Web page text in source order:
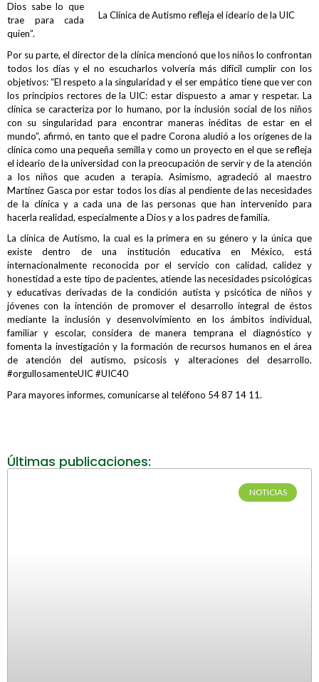
La Clínica de Autismo refleja el ideario de la UIC
Dios sabe lo que
trae para cada
quien”.
Por su parte, el director de la clínica mencionó que los niños lo confrontan
todos los días y el no escucharlos volvería más difícil cumplir con los
objetivos: “El respeto a la singularidad y el ser empático tiene que ver con
los principios rectores de la UIC: estar dispuesto a amar y respetar. La
clínica se caracteriza por lo humano, por la inclusión social de los niños
con su singularidad para encontrar maneras inéditas de estar en el
mundo”, afirmó, en tanto que el padre Corona aludió a los orígenes de la
clínica como una pequeña semilla y como un proyecto en el que se refleja
el ideario de la universidad con la preocupación de servir y de la atención
a los niños que acuden a terapia. Asimismo, agradeció al maestro
Martínez Gasca por estar todos los días al pendiente de las necesidades
de la clínica y a cada una de las personas que han intervenido para
hacerla realidad, especialmente a Dios y a los padres de familia.
La clínica de Autismo, la cual es la primera en su género y la única que
existe dentro de una institución educativa en México, está
internacionalmente reconocida por el servicio con calidad, calidez y
honestidad a este tipo de pacientes, atiende las necesidades psicológicas
y educativas derivadas de la condición autista y psicótica de niños y
jóvenes con la intención de promover el desarrollo integral de éstos
mediante la inclusión y desenvolvimiento en los ámbitos individual,
familiar y escolar, considera de manera temprana el diagnóstico y
fomenta la investigación y la formación de recursos humanos en el área
de atención del autismo, psicosis y alteraciones del desarrollo.
#orgullosamenteUIC #UIC40
Para mayores informes, comunicarse al teléfono 54 87 14 11.
Últimas publicaciones:
NOTICIAS